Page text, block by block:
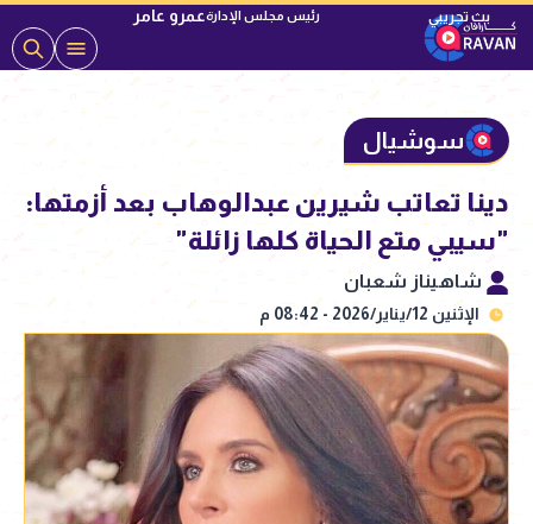
رئيس مجلس الإدارةعمرو عامر
سوشيال
دينا تعاتب شيرين عبدالوهاب بعد أزمتها:
"سيبي متع الحياة كلها زائلة"
شاهيناز شعبان
الإثنين 12/يناير/2026 - 08:42 م